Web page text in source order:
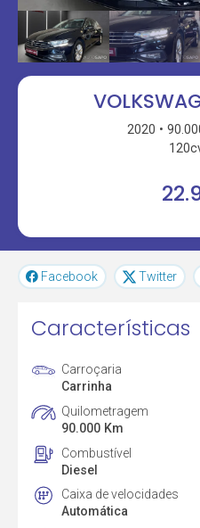
2020
Facebook Twitter
Características
Carroçaria
Carrinha
Quilometragem
90.000 Km
Combustível
Diesel
Caixa de velocidades
Automática